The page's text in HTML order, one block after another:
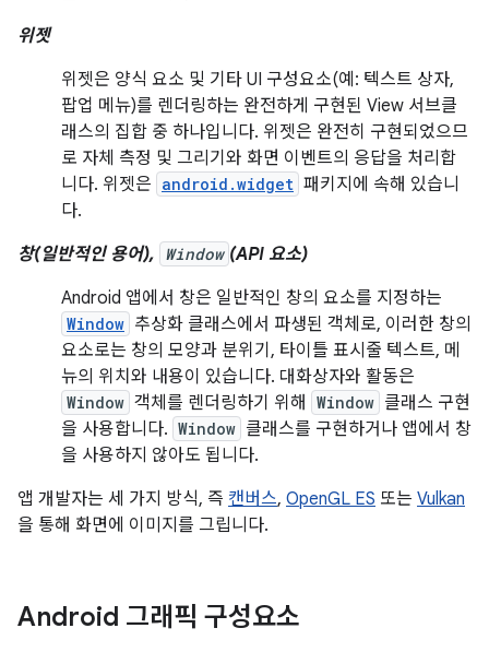
위젯
위젯은 양식 요소 및 기타 UI 구성요소(예: 텍스트 상자,
팝업 메뉴)를 렌더링하는 완전하게 구현된 View 서브클
래스의 집합 중 하나입니다. 위젯은 완전히 구현되었으므
로 자체 측정 및 그리기와 화면 이벤트의 응답을 처리합
니다. 위젯은 android.widget 패키지에 속해 있습니
다.
창(일반적인 용어), Window (API 요소)
Android 앱에서 창은 일반적인 창의 요소를 지정하는
Window 추상화 클래스에서 파생된 객체로, 이러한 창의
요소로는 창의 모양과 분위기, 타이틀 표시줄 텍스트, 메
뉴의 위치와 내용이 있습니다. 대화상자와 활동은
Window 객체를 렌더링하기 위해 Window 클래스 구현
을 사용합니다. Window 클래스를 구현하거나 앱에서 창
을 사용하지 않아도 됩니다.
앱 개발자는 세 가지 방식, 즉 캔버스, OpenGL ES 또는 Vulkan
을 통해 화면에 이미지를 그립니다.
Android 그래픽 구성요소